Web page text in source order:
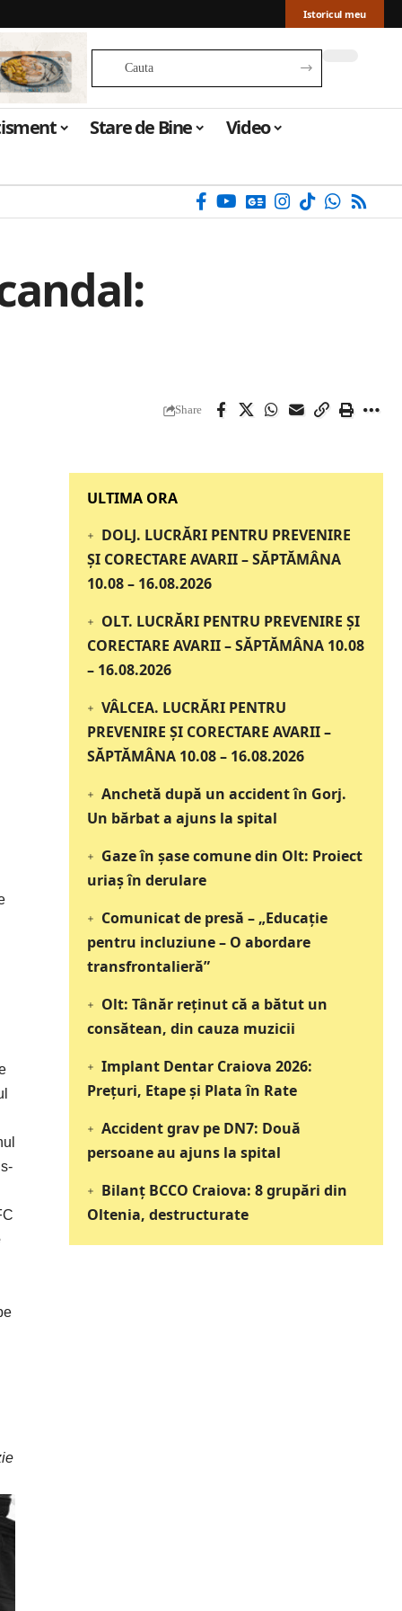
Istoricul meu
Stare de Bine Video
Share
‎‎‎‎‎‎‎ULTIMA ORA
DOLJ. LUCRĂRI PENTRU PREVENIRE
ȘI CORECTARE AVARII – SĂPTĂMÂNA
10.08 – 16.08.2026
OLT. LUCRĂRI PENTRU PREVENIRE ȘI
CORECTARE AVARII – SĂPTĂMÂNA 10.08
– 16.08.2026
VÂLCEA. LUCRĂRI PENTRU
PREVENIRE ȘI CORECTARE AVARII –
SĂPTĂMÂNA 10.08 – 16.08.2026
Anchetă după un accident în Gorj.
Un bărbat a ajuns la spital
Gaze în șase comune din Olt: Proiect
uriaș în derulare
Comunicat de presă – „Educație
pentru incluziune – O abordare
transfrontalieră”
Olt: Tânăr reţinut că a bătut un
consătean, din cauza muzicii
Implant Dentar Craiova 2026:
Preţuri, Etape şi Plata în Rate
Accident grav pe DN7: Două
persoane au ajuns la spital
Bilanț BCCO Craiova: 8 grupări din
Oltenia, destructurate